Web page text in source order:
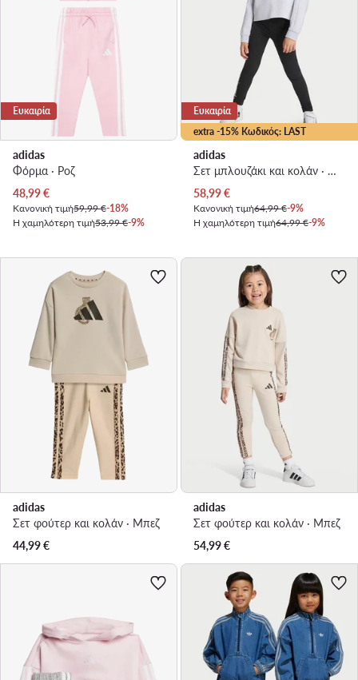
Ευκαιρία
adidas
Φόρμα · Ροζ
Τρέχουσα τιμή
48,99€
Κανονική τιμή59,99 €-18%
Η χαμηλότερη τιμή53,99 €-9%
extra -15% Κωδικός: LAST
Ευκαιρία
adidas
Σετ μπλουζάκι και κολάν · Μίννι Μάους · Γκρι
Τρέχουσα τιμή
58,99€
Κανονική τιμή64,99 €-9%
Η χαμηλότερη τιμή64,99 €-9%
adidas
Σετ φούτερ και κολάν · Μπεζ
44,99€
adidas
Σετ φούτερ και κολάν · Μπεζ
54,99€